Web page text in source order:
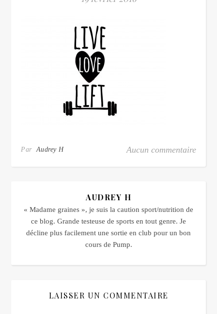
ParAudrey H Aucun commentaire
AUDREY H
« Madame graines », je suis la caution sport/nutrition de
ce blog. Grande testeuse de sports en tout genre. Je
décline plus facilement une sortie en club pour un bon
cours de Pump.
LAISSER UN COMMENTAIRE